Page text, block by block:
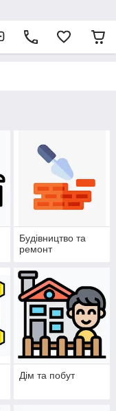
Будівництво та
ремонт
Дім та побут